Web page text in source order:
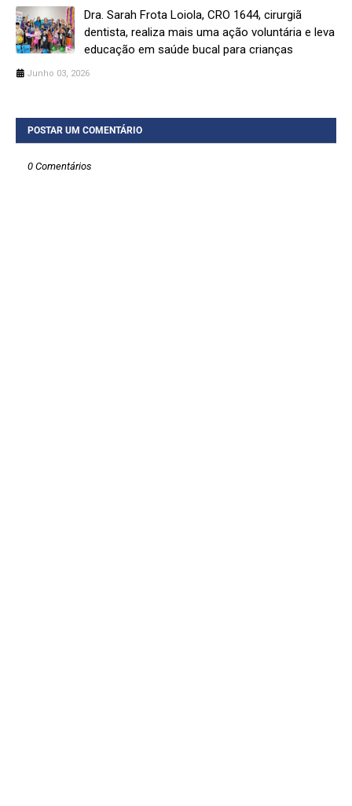
Dra. Sarah Frota Loiola, CRO 1644, cirurgiã
dentista, realiza mais uma ação voluntária e leva
educação em saúde bucal para crianças
Junho 03, 2026
POSTAR UM COMENTÁRIO
0 Comentários